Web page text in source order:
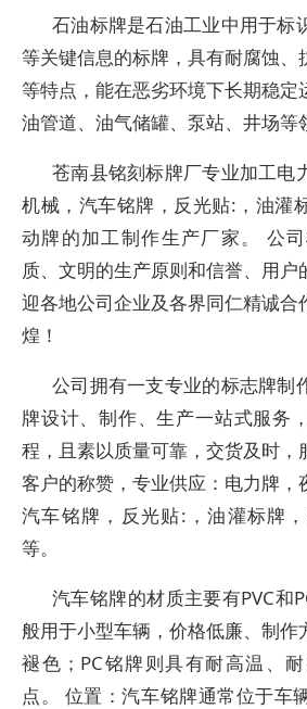
石油标牌是石油工业中用于标
等关键信息的标牌，具有耐腐蚀、
等特点，能在恶劣环境下长期稳定
油管道、油气储罐、泵站、井场等
苍南县铭刻标牌厂专业加工电
机械，汽车铭牌，反光贴:，油灌
动牌的加工制作生产厂家。 公
质、文明的生产原则和信誉、用户
迎各地公司企业及各界同仁精诚合
煌！
公司拥有一支专业的标志牌制
牌设计、制作、生产一站式服务
程，且素以质量可靠，交货及时，
客户的称赞，专业供应：电力牌，
汽车铭牌，反光贴:，油灌标牌
等。
汽车铭牌的材质主要有PVC和
般用于小型车辆，价格低廉、制作
褪色；PC铭牌则具有耐高温、
点。 位置：汽车铭牌通常位于车